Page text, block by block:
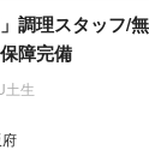
」調理スタッフ/
障完備
土生